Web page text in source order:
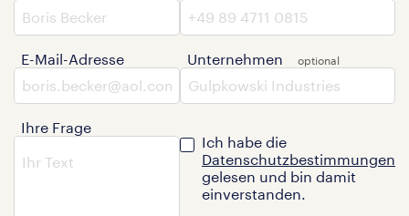
E-Mail-Adresse
Ihre Frage
Unternehmen
Ich habe die
Datenschutzbestimmungen
gelesen und bin damit
einverstanden.